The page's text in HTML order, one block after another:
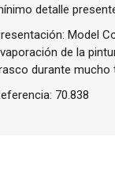
detalle
Model
de la
durante mucho
70.838